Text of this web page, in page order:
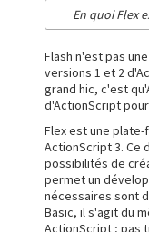
En quoi Flex
Flash n'est pas
versions 1 et 2
grand hic, c'est
d'ActionScript
Flex est une
ActionScript 3. Ce
possibilités de
permet un
nécessaires sont
Basic, il s'agit du
ActionScript ; pas